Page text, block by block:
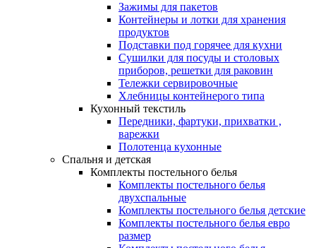
Зажимы для пакетов
Контейнеры и лотки для хранения
продуктов
Подставки под горячее для кухни
Сушилки для посуды и столовых
приборов, решетки для раковин
Тележки сервировочные
Хлебницы контейнерого типа
Кухонный текстиль
Передники, фартуки, прихватки ,
варежки
Полотенца кухонные
Спальня и детская
Комплекты постельного белья
Комплекты постельного белья
двухспальные
Комплекты постельного белья детские
Комплекты постельного белья евро
размер